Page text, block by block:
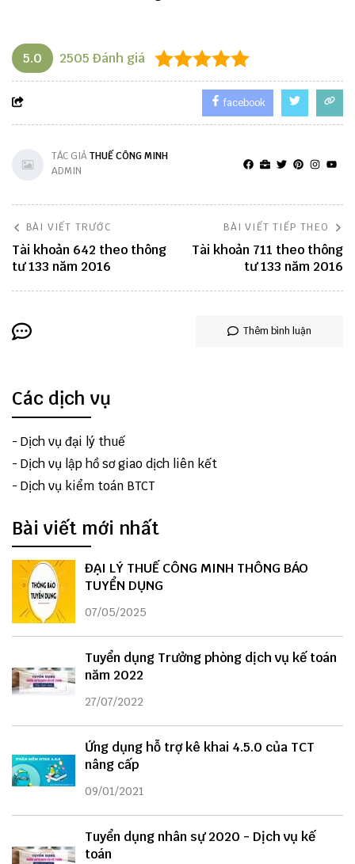
5.0 2505 Đánh giá
facebook
TÁC GIẢTHUẾ CÔNG MINH
ADMIN
BÀI VIẾT TRƯỚC
Tài khoản 642 theo thông
tư 133 năm 2016
BÀI VIẾT TIẾP THEO
Tài khoản 711 theo thông
tư 133 năm 2016
Thêm bình luận
Các dịch vụ
- Dịch vụ đại lý thuế
- Dịch vụ lập hồ sơ giao dịch liên kết
- Dịch vụ kiểm toán BTCT
Bài viết mới nhất
ĐẠI LÝ THUẾ CÔNG MINH THÔNG BÁO
TUYỂN DỤNG
07/05/2025
Tuyển dụng Trưởng phòng dịch vụ kế toán
năm 2022
27/07/2022
Ứng dụng hỗ trợ kê khai 4.5.0 của TCT
nâng cấp
09/01/2021
Tuyển dụng nhân sự 2020 - Dịch vụ kế
toán